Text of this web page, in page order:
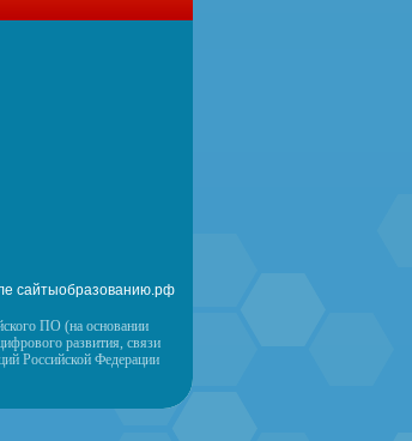
сайтыобразованию.рф
ПО (на основании
развития, связи
Российской Федерации